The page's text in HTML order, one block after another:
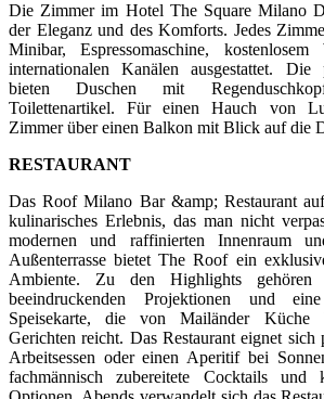
Die Zimmer im Hotel The Square Milano
der Eleganz und des Komforts. Jedes
Minibar, Espressomaschine,
internationalen Kanälen ausgestattet. Die
bieten Duschen mit
Toilettenartikel. Für einen Hauch von
Zimmer über einen Balkon mit Blick auf die
RESTAURANT
Das Roof Milano Bar &amp; Restaurant
kulinarisches Erlebnis, das man nicht
modernen und raffinierten Innenraum
Außenterrasse bietet The Roof ein
Ambiente. Zu den Highlights
beeindruckenden Projektionen und eine
Speisekarte, die von Mailänder Küche
Gerichten reicht. Das Restaurant eignet
Arbeitsessen oder einen Aperitif bei
fachmännisch zubereitete Cocktails